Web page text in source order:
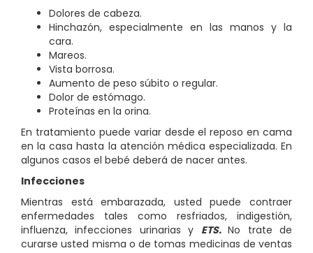
Dolores de cabeza.
Hinchazón, especialmente en las manos y la
cara.
Mareos.
Vista borrosa.
Aumento de peso súbito o regular.
Dolor de estómago.
Proteínas en la orina.
En tratamiento puede variar desde el reposo en cama
en la casa hasta la atención médica especializada. En
algunos casos el bebé deberá de nacer antes.
Infecciones
Mientras está embarazada, usted puede contraer
enfermedades tales como resfriados, indigestión,
influenza, infecciones urinarias y ETS.No trate de
curarse usted misma o de tomas medicinas de ventas